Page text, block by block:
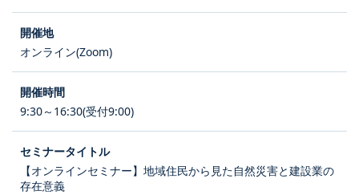
オンライン(Zoom)
9:30～16:30(受付9:00)
【オンラインセミナー】地域住民から見た自然災害と建設業の
存在意義